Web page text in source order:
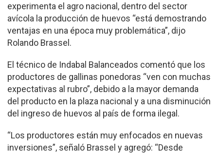
experimenta el agro nacional, dentro del sector
avícola la producción de huevos “está demostrando
ventajas en una época muy problemática”, dijo
Rolando Brassel.
El técnico de Indabal Balanceados comentó que los
productores de gallinas ponedoras “ven con muchas
expectativas al rubro”, debido a la mayor demanda
del producto en la plaza nacional y a una disminución
del ingreso de huevos al país de forma ilegal.
“Los productores están muy enfocados en nuevas
inversiones”, señaló Brassel y agregó: “Desde